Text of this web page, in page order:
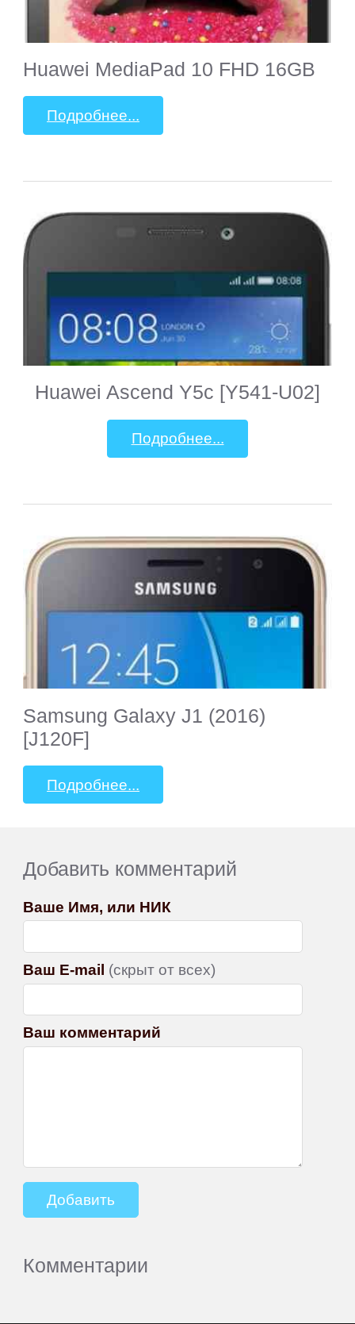
Huawei MediaPad 10 FHD 16GB
Подробнее...
Huawei Ascend Y5c [Y541-U02]
Подробнее...
Samsung Galaxy J1 (2016)
[J120F]
Подробнее...
Добавить комментарий
Ваше Имя, или НИК
Ваш E-mail (скрыт от всех)
Ваш комментарий
Комментарии